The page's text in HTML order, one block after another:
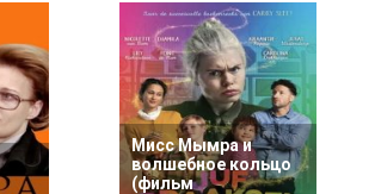
Мисс Мымра и
волшебное кольцо
(фильм